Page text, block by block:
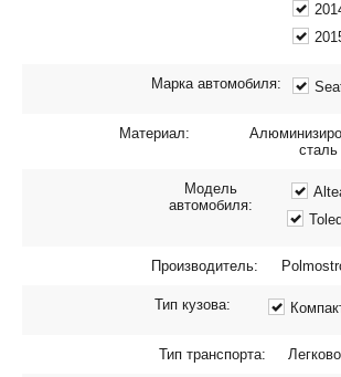
Марка автомобиля:
Материал:
сталь
Модель
автомобиля:
Производитель:
Тип кузова:
Тип транспорта: